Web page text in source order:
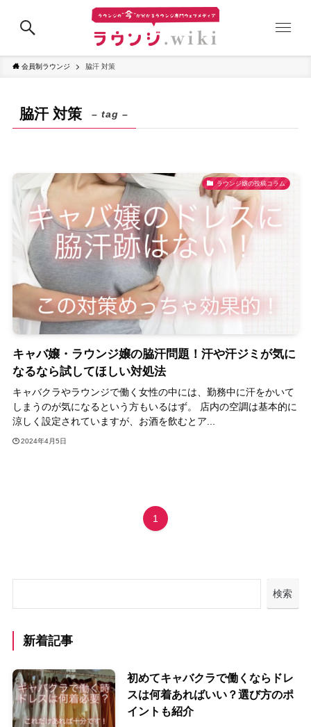
会員制ラウンジ 脇汗 対策
脇汗 対策 – tag –
ラウンジ嬢の投稿コラム
キャバ嬢・ラウンジ嬢の脇汗問題！汗や汗ジミが気に
なるなら試してほしい対処法
キャバクラやラウンジで働く女性の中には、勤務中に汗をかいて
しまうのが気になるという方もいるはず。 店内の空調は基本的に
涼しく設定されていますが、お酒を飲むとア...
2024年4月5日
1
検索
新着記事
初めてキャバクラで働くならドレ
スは何着あればいい？選び方のポ
イントも紹介